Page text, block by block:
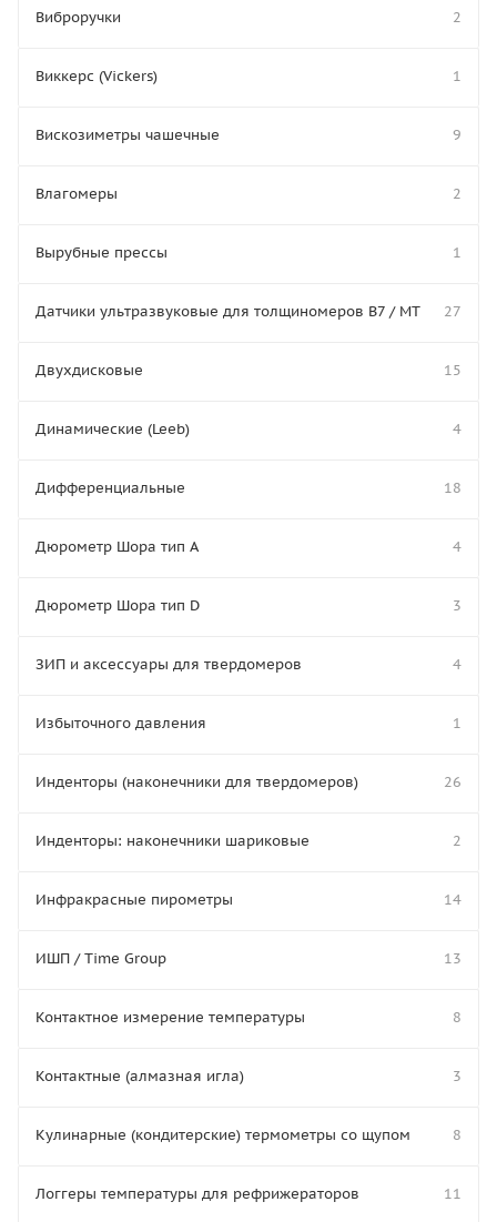
Виброручки 2
Виккерс (Vickers) 1
Вискозиметры чашечные 9
Влагомеры 2
Вырубные прессы 1
Датчики ультразвуковые для толщиномеров В7 / МТ 27
Двухдисковые 15
Динамические (Leeb) 4
Дифференциальные 18
Дюрометр Шора тип A 4
Дюрометр Шора тип D 3
ЗИП и аксессуары для твердомеров 4
Избыточного давления 1
Инденторы (наконечники для твердомеров) 26
Инденторы: наконечники шариковые 2
Инфракрасные пирометры 14
ИШП / Time Group 13
Контактное измерение температуры 8
Контактные (алмазная игла) 3
Кулинарные (кондитерские) термометры со щупом 8
Логгеры температуры для рефрижераторов 11